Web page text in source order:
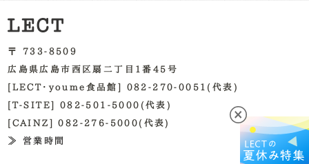
〒 733-8509
広島県広島市西区扇二丁目1番45号
[LECT・youme食品館] 082-270-0051(代表)
[T-SITE] 082-501-5000(代表)
[CAINZ] 082-276-5000(代表)
≫ 営業時間